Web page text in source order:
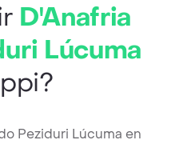
D'Anafria
Lúcuma
Peziduri Lúcuma en